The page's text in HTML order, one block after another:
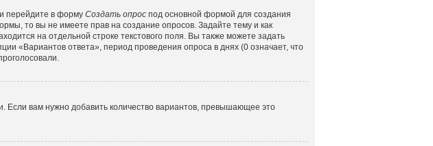
перейдите в форму Создать опрос под основной формой для создания
то вы не имеете прав на создание опросов. Задайте тему и как
на отдельной строке текстового поля. Вы также можете задать
«Вариантов ответа», период проведения опроса в днях (0 означает, что
Если вам нужно добавить количество вариантов, превышающее это